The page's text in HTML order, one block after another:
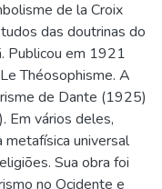
de la Croix
das doutrinas do
Publicou em 1921
Théosophisme. A
de Dante (1925)
Em vários deles,
universal
Sua obra foi
no Ocidente e